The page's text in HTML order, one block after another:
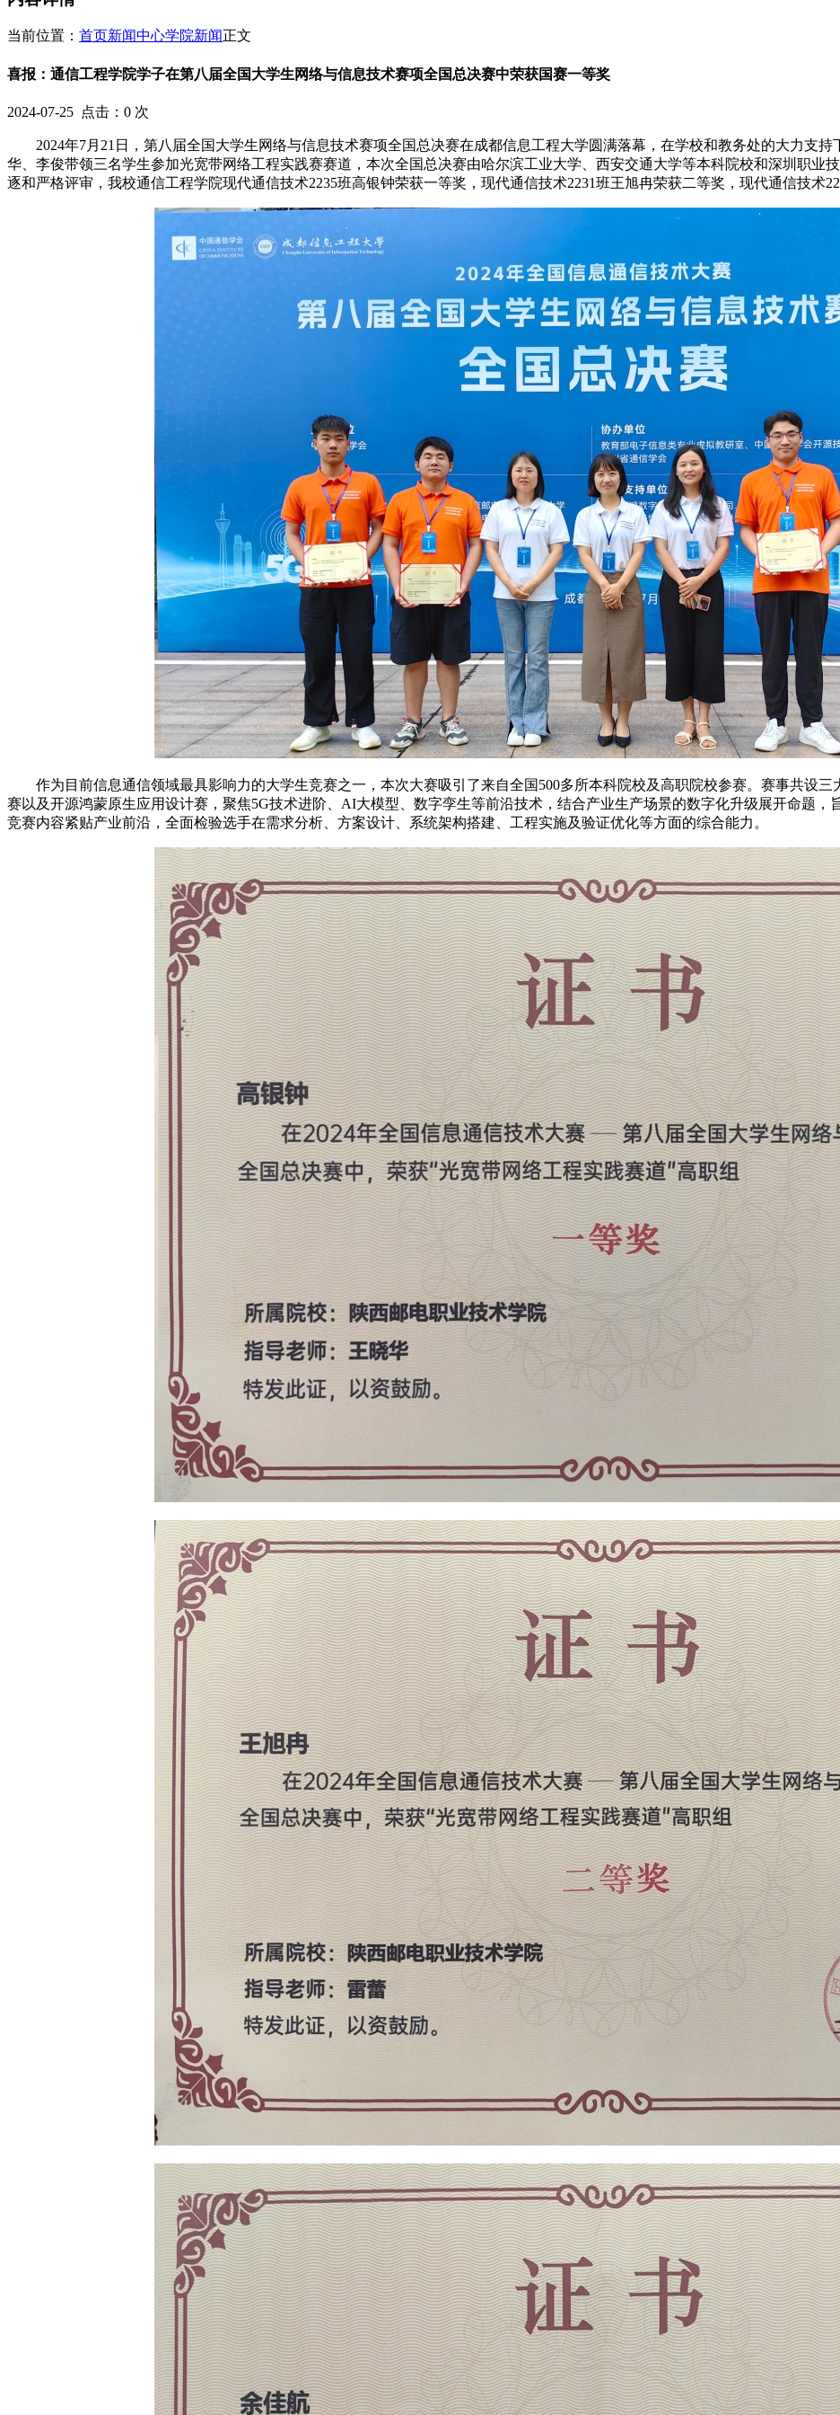
当前位置： 首页新闻中心学院新闻正文
喜报：通信工程学院学子在第八届全国大学生网络与信息技术赛项全国总决赛中荣获国赛一等奖
2024-07-25 点击： 0 次
2024年7月21日，第八届全国大学生网络与信息技术赛项全国总决赛在成都信息工程大学圆满落幕，在学校和教务处的大力支
华、李俊带领三名学生参加光宽带网络工程实践赛赛道，本次全国总决赛由哈尔滨工业大学、西安交通大学等本科院校和深圳职业
逐和严格评审，我校通信工程学院现代通信技术2235班高银钟荣获一等奖，现代通信技术2231班王旭冉荣获二等奖，现代通信技术
作为目前信息通信领域最具影响力的大学生竞赛之一，本次大赛吸引了来自全国500多所本科院校及高职院校参赛。赛事共设
赛以及开源鸿蒙原生应用设计赛，聚焦5G技术进阶、AI大模型、数字孪生等前沿技术，结合产业生产场景的数字化升级展开命题，
竞赛内容紧贴产业前沿，全面检验选手在需求分析、方案设计、系统架构搭建、工程实施及验证优化等方面的综合能力。